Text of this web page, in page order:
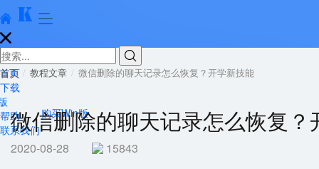
  


首页
下载
购买Win版
帮助
联系我们
首页 教程文章 微信删除的聊天记录怎么恢复？开学新技能
微信删除的聊天记录怎么恢复？
2020-08-28 15843